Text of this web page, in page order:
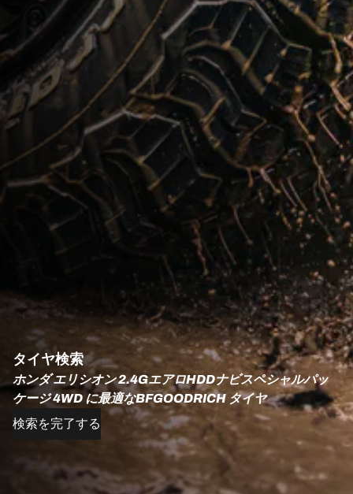
タイヤ検索
ホンダ エリシオン 2.4GエアロHDDナビスペシャルパッ
ケージ 4WD に最適なBFGOODRICH タイヤ
検索を完了する